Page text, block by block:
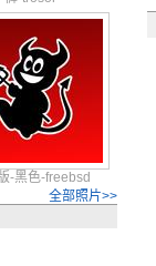
-黑色-freebsd
全部照片>>